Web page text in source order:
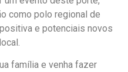
como polo regional de
e potenciais novos
família e venha fazer